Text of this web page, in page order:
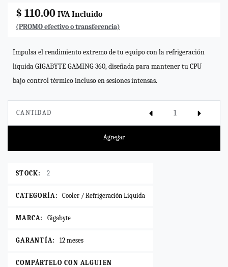
$ 110.00 IVA Incluido
(PROMO efectivo o transferencia)
Impulsa el rendimiento extremo de tu equipo con la refrigeración
líquida GIGABYTE GAMING 360, diseñada para mantener tu CPU
bajo control térmico incluso en sesiones intensas.
CANTIDAD
Agregar
STOCK: 2
CATEGORÍA: Cooler / Refrigeración Líquida
MARCA: Gigabyte
GARANTÍA: 12 meses
COMPÁRTELO CON ALGUIEN